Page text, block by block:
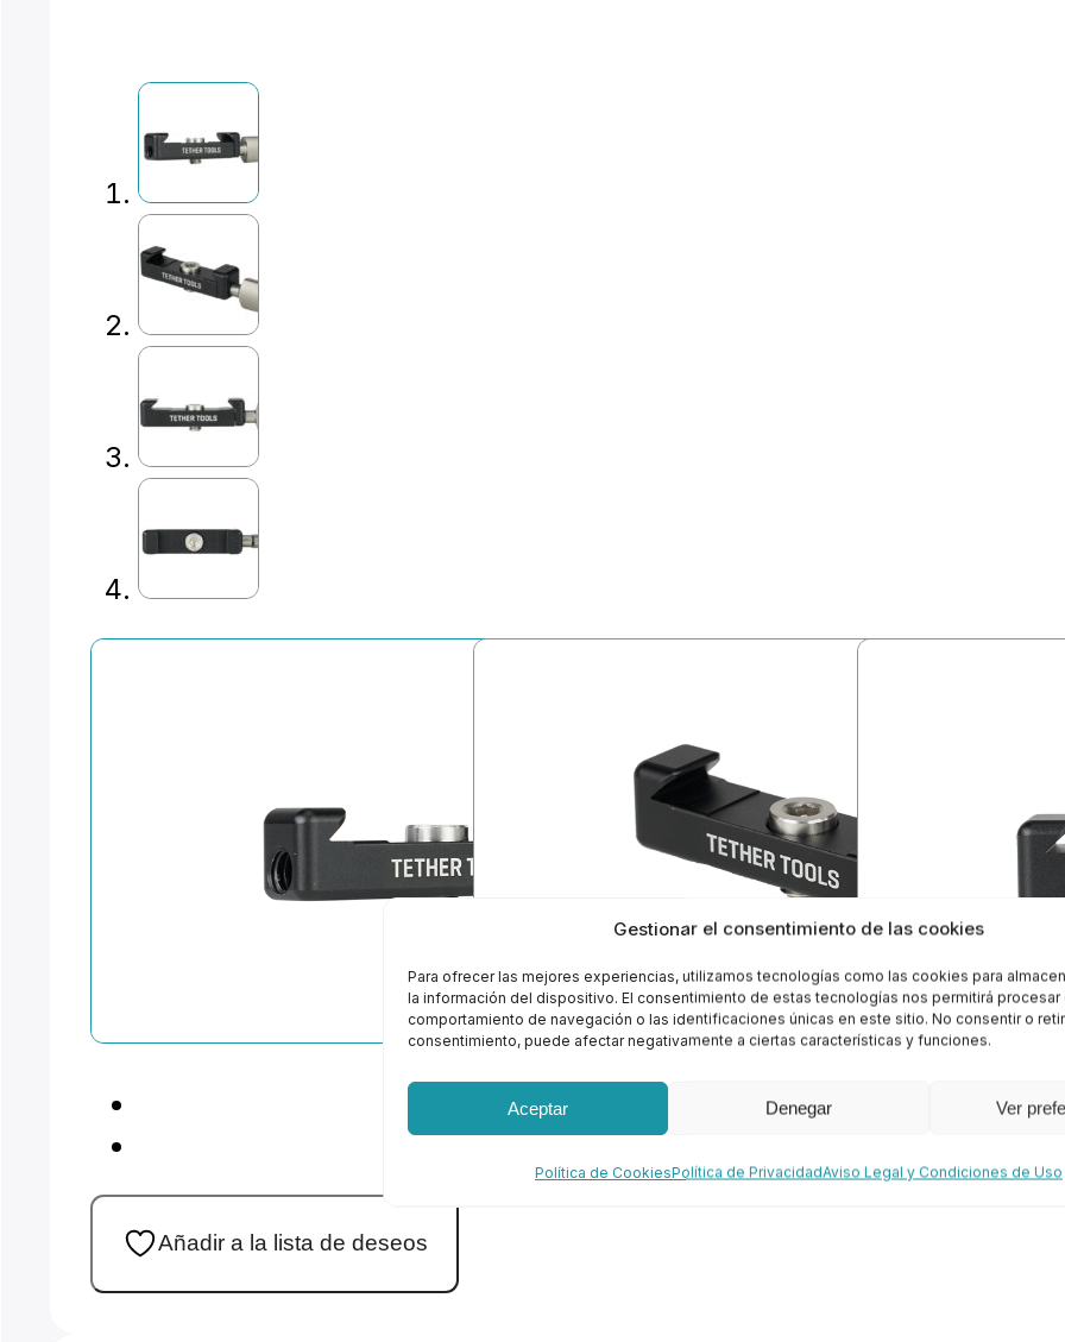
Gestionar el consentimiento de las cookies
Para ofrecer las mejores experiencias, utilizamos tecnologías como las cookies para
la información del dispositivo. El consentimiento de estas tecnologías nos permitirá procesar
comportamiento de navegación o las identificaciones únicas en este sitio. No consentir o
consentimiento, puede afectar negativamente a ciertas características y funciones.
Aceptar Denegar Ver
Política de CookiesPolítica de PrivacidadAviso Legal y Condiciones de Uso
Añadir a la lista de deseos